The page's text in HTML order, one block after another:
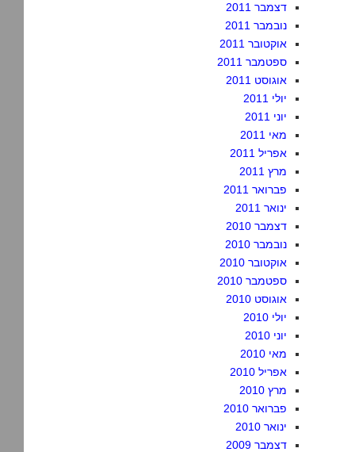
דצמבר 2011
נובמבר 2011
אוקטובר 2011
ספטמבר 2011
אוגוסט 2011
יולי 2011
יוני 2011
מאי 2011
אפריל 2011
מרץ 2011
פברואר 2011
ינואר 2011
דצמבר 2010
נובמבר 2010
אוקטובר 2010
ספטמבר 2010
אוגוסט 2010
יולי 2010
יוני 2010
מאי 2010
אפריל 2010
מרץ 2010
פברואר 2010
ינואר 2010
דצמבר 2009